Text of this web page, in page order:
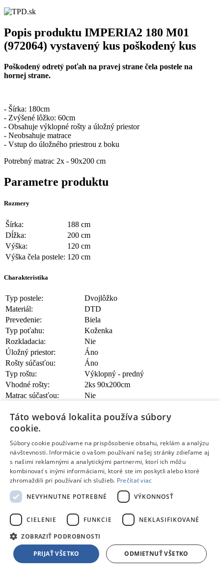
Popis produktu IMPERIA2 180 M01
(972064) vystavený kus poškodený kus
Poškodený odretý poťah na pravej strane čela postele na
hornej strane.
- Šírka: 180cm
- Zvýšené lôžko: 60cm
- Obsahuje výklopné rošty a úložný priestor
- Neobsahuje matrace
- Vstup do úložného priestrou z boku
Potrebný matrac 2x - 90x200 cm
Parametre produktu
Rozmery
Šírka:
188 cm
Dĺžka:
200 cm
Výška:
120 cm
Výška čela postele: 120 cm
Charakteristika
Typ postele:
Dvojlôžko
Materiál:
DTD
Prevedenie:
Biela
Typ poťahu:
Koženka
Rozkladacia:
Nie
Úložný priestor:
Áno
Rošty súčasťou:
Áno
Typ roštu:
Výklopný - predný
Vhodné rošty:
2ks 90x200cm
Matrac súčasťou:
Nie
Zobraziť všetky parametre Zobraziť iba základné parametre
Tento produkt nájdete aj v častiach:
Postele
Postele
Skladom 1 kus
IMPERIA2 180 M01 (972064)
599,00 €
Žiadne dostupné recenzie
Táto webová lokalita používa súbory
cookie.
Súbory cookie používame na prispôsobenie obsahu, reklám a analýzu
návštevnosti. Informácie o vašom používaní našej stránky zdieľame aj
s našimi reklamnými a analytickými partnermi, ktorí ich môžu
kombinovať s inými informáciami, ktoré ste im poskytli alebo ktoré
zhromaždili pri používaní ich služieb. Prečítať viac
NEVYHNUTNE POTREBNÉ
VÝKONNOSŤ
CIELENIE FUNKCIE NEKLASIFIKOVANÉ
ZOBRAZIŤ PODROBNOSTI
PRIJAŤ VŠETKO ODMIETNUŤ VŠETKO